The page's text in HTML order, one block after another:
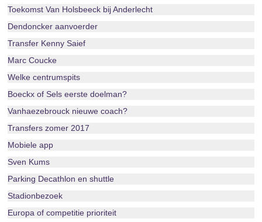
Toekomst Van Holsbeeck bij Anderlecht
Dendoncker aanvoerder
Transfer Kenny Saief
Marc Coucke
Welke centrumspits
Boeckx of Sels eerste doelman?
Vanhaezebrouck nieuwe coach?
Transfers zomer 2017
Mobiele app
Sven Kums
Parking Decathlon en shuttle
Stadionbezoek
Europa of competitie prioriteit